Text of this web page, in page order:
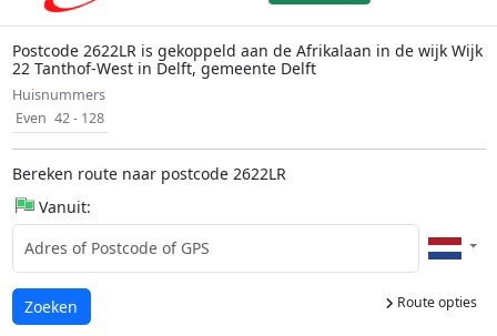
Postcode 2622LR is gekoppeld aan de Afrikalaan in de wijk Wijk
22 Tanthof-West in Delft, gemeente Delft
Huisnummers
Even 42 - 128
Bereken route naar postcode 2622LR
Vanuit:
Route opties
Laden...
Zoeken